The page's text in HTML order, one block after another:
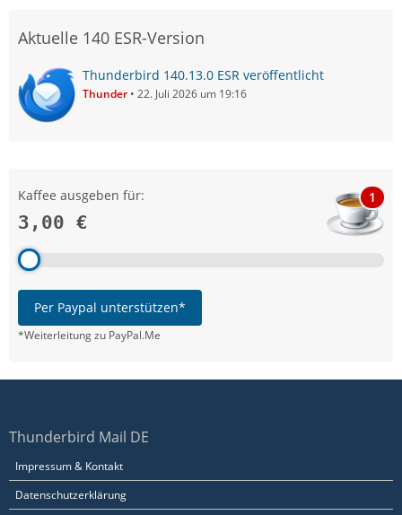
Aktuelle 140 ESR-Version
Thunderbird 140.13.0 ESR veröffentlicht
Thunder 22. Juli 2026 um 19:16
Kaffee ausgeben für:
3,00 €
1
Per Paypal unterstützen*
*Weiterleitung zu PayPal.Me
Thunderbird Mail DE
Impressum & Kontakt
Datenschutzerklärung